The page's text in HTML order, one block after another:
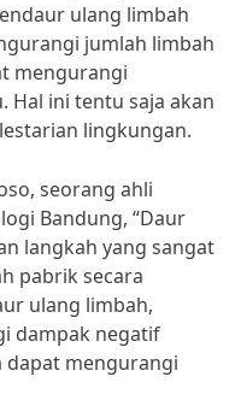
ulang limbah
jumlah limbah
mengurangi
Hal ini tentu saja akan
lingkungan.
seorang ahli
Bandung, “Daur
langkah yang sangat
pabrik secara
ulang limbah,
dampak negatif
mengurangi